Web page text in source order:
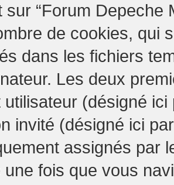
sur “Forum Depeche
de cookies, qui
dans les fichiers
Les deux
(désigné ici
invité (désigné ici
assignés par
fois que vous